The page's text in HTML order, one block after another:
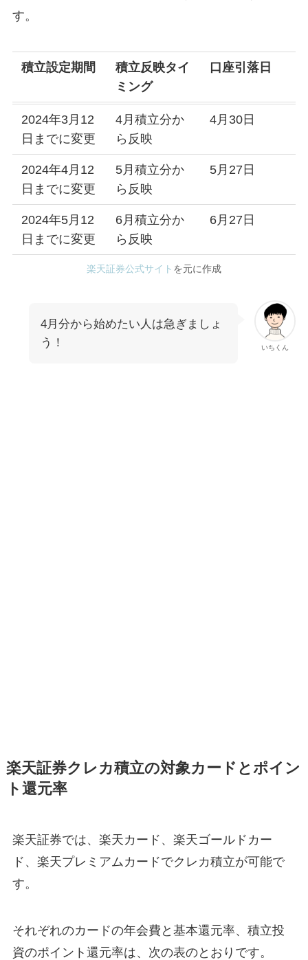
す。
積立設定期間
積立反映タイ
ミング
口座引落日
2024年3月12
日までに変更
4月積立分か
ら反映
4月30日
2024年4月12
日までに変更
5月積立分か
ら反映
5月27日
2024年5月12
日までに変更
6月積立分か
ら反映
6月27日
楽天証券公式サイト を元に作成
いちくん
4月分から始めたい人は急ぎましょ
う！
楽天証券クレカ積立の対象カードとポイン
ト還元率
楽天証券では、楽天カード、楽天ゴールドカー
ド、楽天プレミアムカードでクレカ積立が可能で
す。
それぞれのカードの年会費と基本還元率、積立投
資のポイント還元率は、次の表のとおりです。